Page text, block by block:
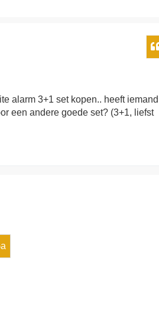
alarm 3+1 set kopen.. heeft iemand
een andere goede set? (3+1, liefst